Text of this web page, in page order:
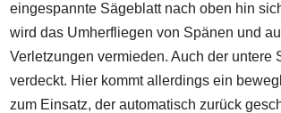
eingespannte Sägeblatt nach oben hin
wird das Umherfliegen von Spänen und
Verletzungen vermieden. Auch der untere
verdeckt. Hier kommt allerdings ein
zum Einsatz, der automatisch zurück